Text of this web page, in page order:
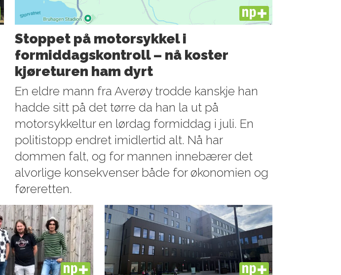
PLUS
Stoppet på motorsykkel i
formiddagskontroll – nå koster
kjøreturen ham dyrt
En eldre mann fra Averøy trodde kanskje han
hadde sitt på det tørre da han la ut på
motorsykkeltur en lørdag formiddag i juli. En
politistopp endret imidlertid alt. Nå har
dommen falt, og for mannen innebærer det
alvorlige konsekvenser både for økonomien og
føreretten.
PLUS PLUS